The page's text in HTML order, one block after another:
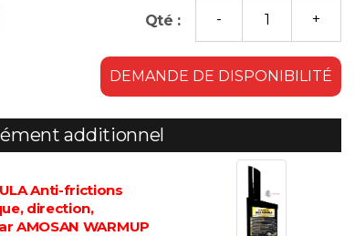
Qté :
DEMANDE DE DISPONIBILITÉ
additionnel
Anti-frictions
direction,
AMOSAN WARMUP